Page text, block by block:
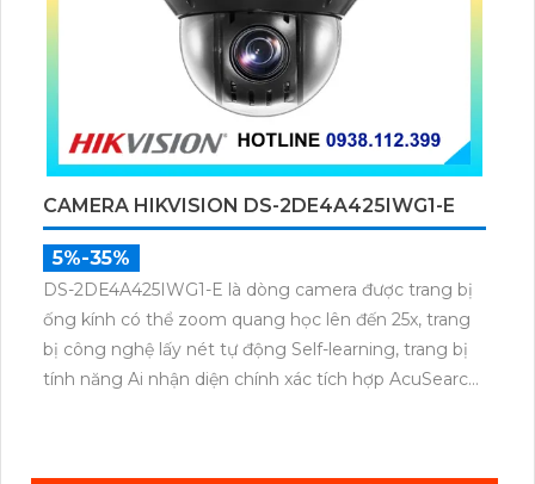
CAMERA HIKVISION DS-2DE4A425IWG1-E
5%-35%
DS-2DE4A425IWG1-E là dòng camera được trang bị
ống kính có thể zoom quang học lên đến 25x, trang
bị công nghệ lấy nét tự động Self-learning, trang bị
tính năng Ai nhận diện chính xác tích hợp AcuSearch